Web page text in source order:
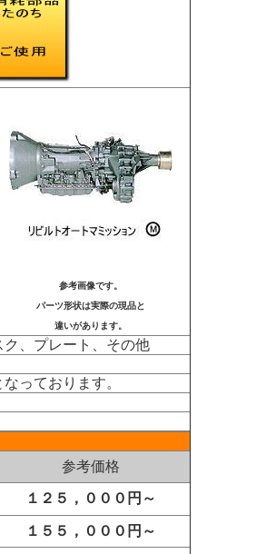
参考画像です。
パーツ形状は実際の現品と
違いがあります。
、プレート、その他
っております。
参考価格
１２５，０００円～
１５５，０００円～